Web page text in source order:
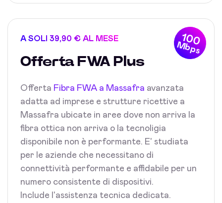
100
Mbps
A SOLI 39,90 € AL MESE
Offerta FWA Plus
Offerta Fibra FWA a Massafra avanzata
adatta ad imprese e strutture ricettive a
Massafra ubicate in aree dove non arriva la
fibra ottica non arriva o la tecnoligia
disponibile non è performante. E' studiata
per le aziende che necessitano di
connettività performante e affidabile per un
numero consistente di dispositivi.
Include l'assistenza tecnica dedicata.